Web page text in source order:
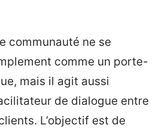
communauté ne se
comme un porte-
mais il agit aussi
de dialogue entre
L’objectif est de